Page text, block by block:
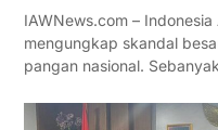
IAWNews.com –
mengungkap skandal
pangan nasional.